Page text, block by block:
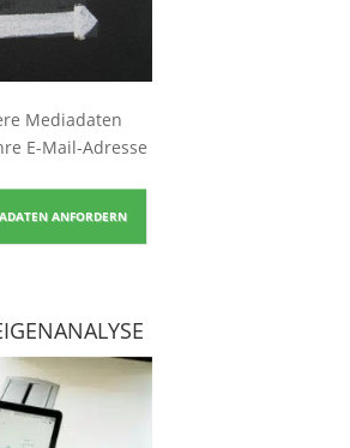
Mediadaten
E-Mail-Adresse
ANFORDERN